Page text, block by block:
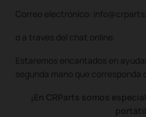
Correo electrónico:
o a traves del chat online.
Estaremos encantados en
segunda mano que corresponda
¡En CRParts somos